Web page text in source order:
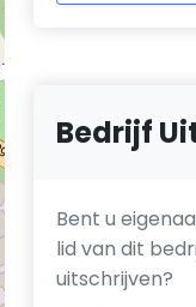
Bedrijf
Bent u
lid van dit
uitschrijven?